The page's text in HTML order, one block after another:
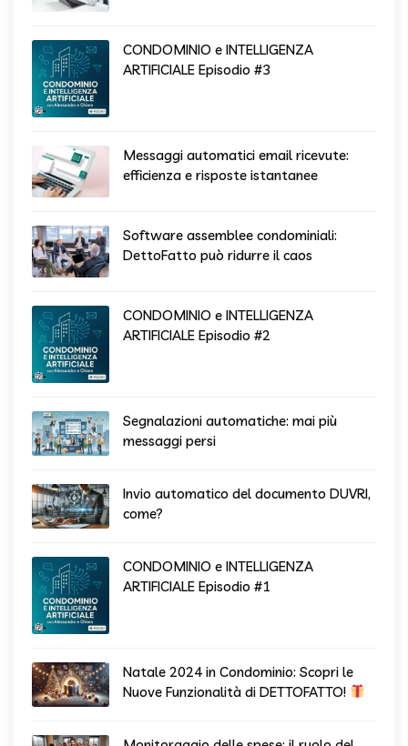
CONDOMINIO e INTELLIGENZA
ARTIFICIALE Episodio #3
Messaggi automatici email ricevute:
efficienza e risposte istantanee
Software assemblee condominiali:
DettoFatto può ridurre il caos
CONDOMINIO e INTELLIGENZA
ARTIFICIALE Episodio #2
Segnalazioni automatiche: mai più
messaggi persi
Invio automatico del documento DUVRI,
come?
CONDOMINIO e INTELLIGENZA
ARTIFICIALE Episodio #1
Natale 2024 in Condominio: Scopri le
Nuove Funzionalità di DETTOFATTO!